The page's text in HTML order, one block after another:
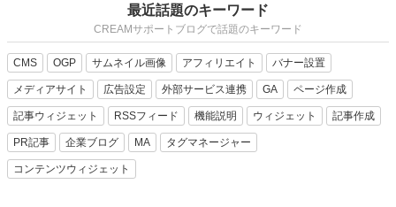
最近話題のキーワード
CREAMサポートブログで話題のキーワード
CMS OGP サムネイル画像 アフィリエイト バナー設置
メディアサイト 広告設定 外部サービス連携 GA ページ作成
記事ウィジェット RSSフィード 機能説明 ウィジェット 記事作成
PR記事 企業ブログ MA タグマネージャー
コンテンツウィジェット